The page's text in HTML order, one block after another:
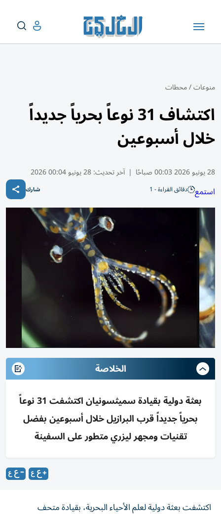
منوعات/محطات
اكتشاف 31 نوعاً بحرياً جديداً
خلال أسبوعين
28 يونيو 2026 00:03 صباحًا | آخر تحديث:28 يونيو 00:04 2026
استمع دقائق القراءة - 1 شارك
الخلاصة
بعثة دولية بقيادة سميثسونيان اكتشفت 31 نوعاً
بحرياً جديداً قرب البرازيل خلال أسبوعين بفضل
تقنيات ومجهر ليزري متطور على السفينة
اكتشفت بعثة دولية لعلم الأحياء البحرية، بقيادة متحف